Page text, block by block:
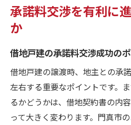
承諾料交渉を有利に
か
借地戸建の承諾料交渉成功の
借地戸建の譲渡時、地主との承
左右する重要なポイントです。
るかどうかは、借地契約書の内
って大きく変わります。門真市